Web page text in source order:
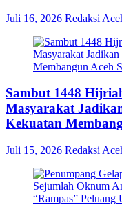
Juli 16, 2026 Redaksi
Sambut 1448
Masyarakat
Kekuatan
Juli 15, 2026 Redaksi